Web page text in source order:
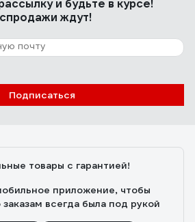
и будьте в курсе!
ждут!
Подписаться
товары с гарантией!
приложение, чтобы
всегда была под рукой